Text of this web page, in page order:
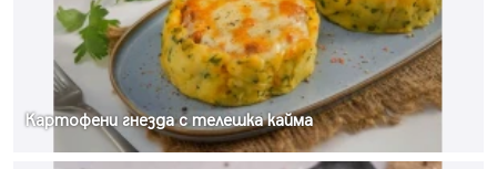
Картофени гнезда с телешка кайма